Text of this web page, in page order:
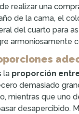
realizar una
de la cama, el
del cuarto para
armoniosamente
la proporción
demasiado
mientras que uno
desapercibido.